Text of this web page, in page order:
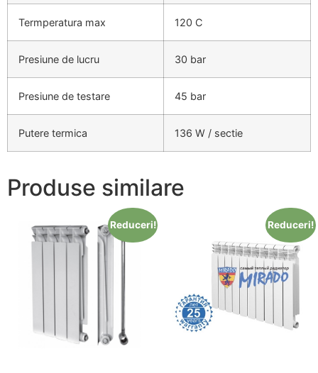
Termperatura max 120 C
Presiune de lucru 30 bar
Presiune de testare 45 bar
Putere termica 136 W / sectie
Produse similare
Reduceri! Reduceri!